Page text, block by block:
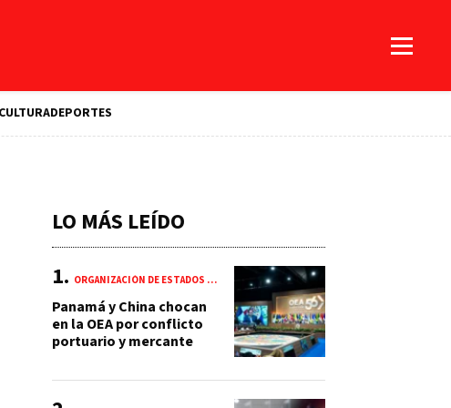
CULTURADEPORTES
LO MÁS LEÍDO
ORGANIZACIÓN DE ESTADOS AMERICANOS (OEA)
Panamá y China chocan
en la OEA por conflicto
portuario y mercante